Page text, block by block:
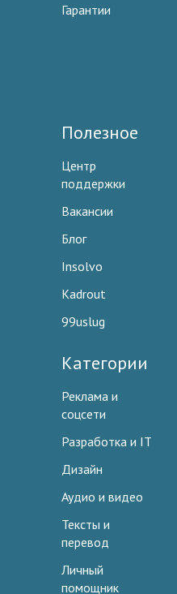
Гарантии
Полезное
Центр
поддержки
Вакансии
Блог
Insolvo
Kadrout
99uslug
Категории
Реклама и
соцсети
Разработка и IT
Дизайн
Аудио и видео
Тексты и
перевод
Личный
помощник